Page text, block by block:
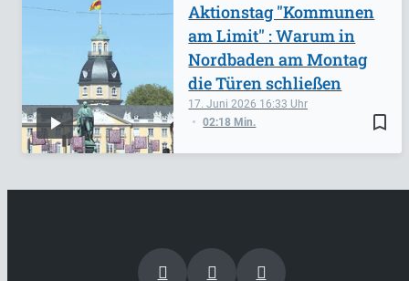
bookmark_border
17. Juni 2026 16:33
02:18 Min.
Aktionstag "Kommunen
am Limit" : Warum in
Nordbaden am Montag
die Türen schließen